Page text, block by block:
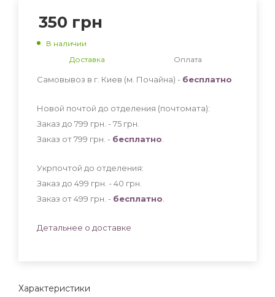
Характеристики
350 грн
В наличии
Доставка
Оплата
Самовывоз в г. Киев (м. Почайна) - бесплатно
Новой почтой до отделения (почтомата):
Заказ до 799 грн. - 75 грн
Заказ от 799 грн. - бесплатно
Укрпочтой до отделения:
Заказ до 499 грн. - 40 грн
Заказ от 499 грн. - бесплатно
Детальнее о доставке